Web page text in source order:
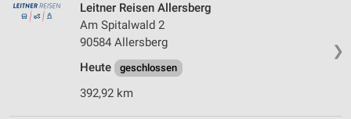
❯
Leitner Reisen Allersberg
Am Spitalwald 2
90584 Allersberg
Heute
geschlossen
392,92 km
Partnerliste anzeigen (1 IAB-Anbieter)
Wir nutzen Ihre Daten für folgende Zwecke:
Speichern von oder Zugriff auf Informationen
auf einem Endgerät